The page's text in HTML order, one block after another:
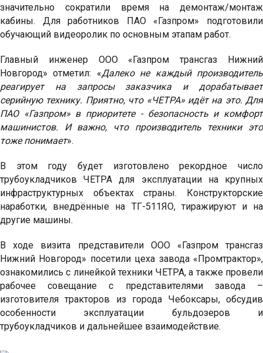
значительно сократили время на демонтаж/монтаж
кабины. Для работников ПАО «Газпром» подготовили
обучающий видеоролик по основным этапам работ.
Главный инженер ООО «Газпром трансгаз Нижний
Новгород» отметил: «Далеко не каждый производитель
реагирует на запросы заказчика и дорабатывает
серийную технику. Приятно, что «ЧЕТРА» идёт на это. Для
ПАО «Газпром» в приоритете - безопасность и комфорт
машинистов. И важно, что производитель техники это
тоже понимает».
В этом году будет изготовлено рекордное число
трубоукладчиков ЧЕТРА для эксплуатации на крупных
инфраструктурных объектах страны. Конструкторские
наработки, внедрённые на ТГ-511ЯО, тиражируют и на
другие машины.
В ходе визита представители ООО «Газпром трансгаз
Нижний Новгород» посетили цеха завода «Промтрактор»,
ознакомились с линейкой техники ЧЕТРА, а также провели
рабочее совещание с представителями завода –
изготовителя тракторов из города Чебоксары, обсудив
особенности эксплуатации бульдозеров и
трубоукладчиков и дальнейшее взаимодействие.